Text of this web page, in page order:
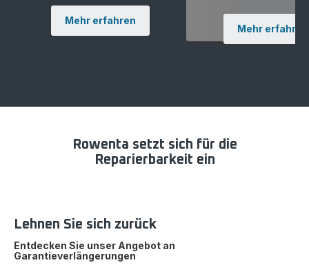
Mehr erfahren
Mehr erfahren
Rowenta setzt sich für die
Reparierbarkeit ein
Lehnen Sie sich zurück
Entdecken Sie unser Angebot an
Garantieverlängerungen